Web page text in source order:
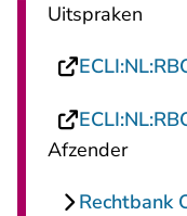
Uitspraken
Afzender
Rechtbank